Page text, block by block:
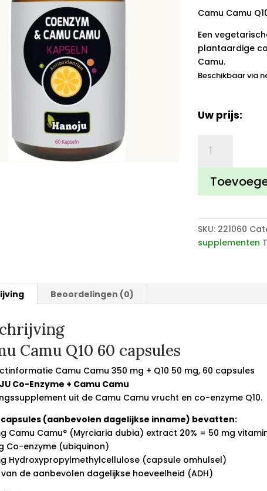
Camu Camu
Een
plantaardige
Camu.
Beschikbaar via
Uw prijs:
Camu
Q10
capsules
SKU: 221060
supplementen
Beoordelingen (0)
Camu Q10 60 capsules
Camu Camu 350 mg + Q10 50 mg, 60 capsules
Co-Enzyme + Camu Camu
uit de Camu Camu vrucht en co-enzyme Q10.
capsules (aanbevolen dagelijkse inname) bevatten:
Camu Camu° (Myrciaria dubia) extract 20% = 50 mg
Co-enzyme (ubiquinon)
Hydroxypropylmethylcellulose (capsule omhulsel)
van de aanbevolen dagelijkse hoeveelheid (ADH)